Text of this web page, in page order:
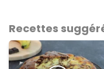
Recettes